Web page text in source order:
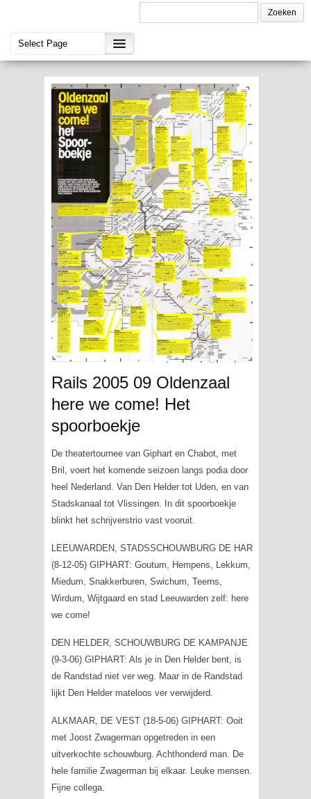
Rails 2005 09 Oldenzaal
here we come! Het
spoorboekje
De theatertournee van Giphart en Chabot, met
Bril, voert het komende seizoen langs podia door
heel Nederland. Van Den Helder tot Uden, en van
Stadskanaal tot Vlissingen. In dit spoorboekje
blinkt het schrijverstrio vast vooruit.
LEEUWARDEN, STADSSCHOUWBURG DE HAR
(8-12-05) GIPHART: Goutum, Hempens, Lekkum,
Miedum, Snakkerburen, Swichum, Teerns,
Wirdum, Wijtgaard en stad Leeuwarden zelf: here
we come!
DEN HELDER, SCHOUWBURG DE KAMPANJE
(9-3-06) GIPHART: Als je in Den Helder bent, is
de Randstad niet ver weg. Maar in de Randstad
lijkt Den Helder mateloos ver verwijderd.
ALKMAAR, DE VEST (18-5-06) GIPHART: Ooit
met Joost Zwagerman opgetreden in een
uitverkochte schouwburg. Achthonderd man. De
hele familie Zwagerman bij elkaar. Leuke mensen.
Fijne collega.